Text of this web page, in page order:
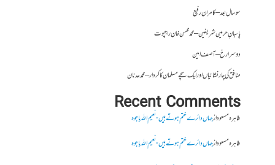
سو سال بعد – کامران رفیع
پاسبانِ حرمین شریفین – محمد محسن خان راجپوت
دوسرا رخ – آصف امین
منافق کی چار نشانیاں اور ایک سچے مسلمان کا کردار – محمد عدنان
Recent Comments
طاہرہ مسعودازجہاں دائرے ختم ہوتے ہیں- نعیم اللہ باجوہ
طاہرہ مسعودازجہاں دائرے ختم ہوتے ہیں- نعیم اللہ باجوہ